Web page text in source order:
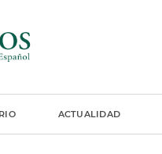
ACTUALIDAD